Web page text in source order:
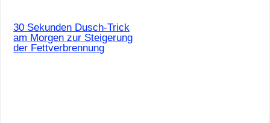
30 Sekunden Dusch-Trick
am Morgen zur Steigerung
der Fettverbrennung